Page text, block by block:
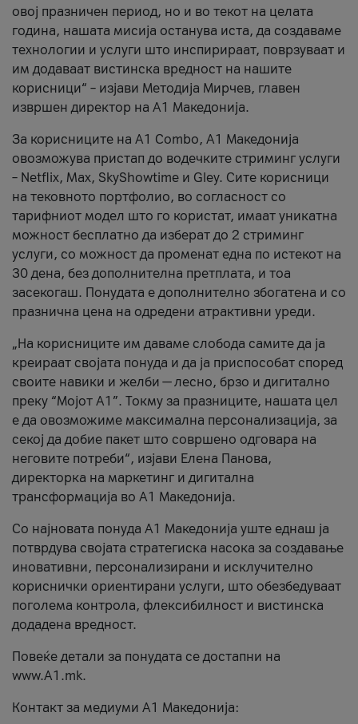
овој празничен период, но и во текот на целата
година, нашата мисија останува иста, да создаваме
технологии и услуги што инспирираат, поврзуваат и
им додаваат вистинска вредност на нашите
корисници“ – изјави Методија Мирчев, главен
извршен директор на А1 Македонија.
За корисниците на A1 Combo, А1 Македонија
овозможува пристап до водечките стриминг услуги
– Netflix, Max, SkyShowtime и Gley. Сите корисници
на тековното портфолио, во согласност со
тарифниот модел што го користат, имаат уникатна
можност бесплатно да изберат до 2 стриминг
услуги, со можност да променат една по истекот на
30 дена, без дополнителна претплата, и тоа
засекогаш. Понудата е дополнително збогатена и со
празнична цена на одредени атрактивни уреди.
„На корисниците им даваме слобода самите да ја
креираат својата понуда и да ја приспособат според
своите навики и желби — лесно, брзо и дигитално
преку “Мојот А1”. Токму за празниците, нашата цел
е да овозможиме максимална персонализација, за
секој да добие пакет што совршено одговара на
неговите потреби“, изјави Елена Панова,
директорка на маркетинг и дигитална
трансформација во А1 Македонија.
Со најновата понуда А1 Македонија уште еднаш ја
потврдува својата стратегиска насока за создавање
иновативни, персонализирани и исклучително
кориснички ориентирани услуги, што обезбедуваат
поголема контрола, флексибилност и вистинска
додадена вредност.
Повеќе детали за понудата се достапни на
www.А1.mk.
Контакт за медиуми А1 Македонија: